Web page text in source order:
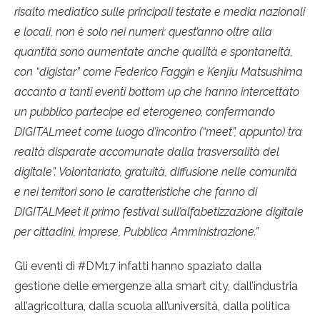
risalto mediatico sulle principali testate e media nazionali
e locali, non è solo nei numeri: quest’anno oltre alla
quantità sono aumentate anche qualità e spontaneità,
con “digistar” come Federico Faggin e Kenjiu Matsushima
accanto a tanti eventi bottom up che hanno intercettato
un pubblico partecipe ed eterogeneo, confermando
DIGITALmeet come luogo d’incontro (“meet”, appunto) tra
realtà disparate accomunate dalla trasversalità del
digitale”. Volontariato, gratuità, diffusione nelle comunità
e nei territori sono le caratteristiche che fanno di
DIGITALMeet il primo festival sull’alfabetizzazione digitale
per cittadini, imprese, Pubblica Amministrazione.”
Gli eventi di #DM17 infatti hanno spaziato dalla
gestione delle emergenze alla smart city, dall’industria
all’agricoltura, dalla scuola all’università, dalla politica